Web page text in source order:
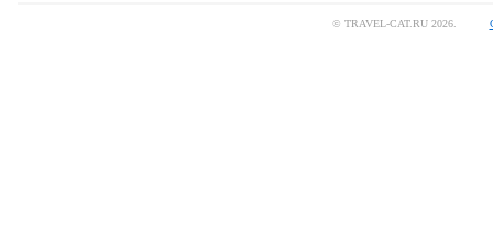
© TRAVEL-CAT.RU 2026.